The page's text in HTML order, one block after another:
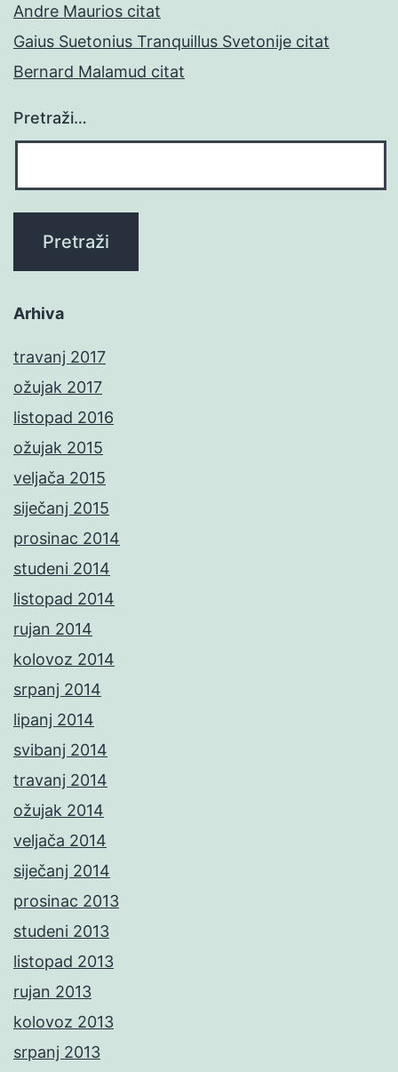
Andre Maurios citat
Gaius Suetonius Tranquillus Svetonije citat
Bernard Malamud citat
Pretraži…
Arhiva
travanj 2017
ožujak 2017
listopad 2016
ožujak 2015
veljača 2015
siječanj 2015
prosinac 2014
studeni 2014
listopad 2014
rujan 2014
kolovoz 2014
srpanj 2014
lipanj 2014
svibanj 2014
travanj 2014
ožujak 2014
veljača 2014
siječanj 2014
prosinac 2013
studeni 2013
listopad 2013
rujan 2013
kolovoz 2013
srpanj 2013